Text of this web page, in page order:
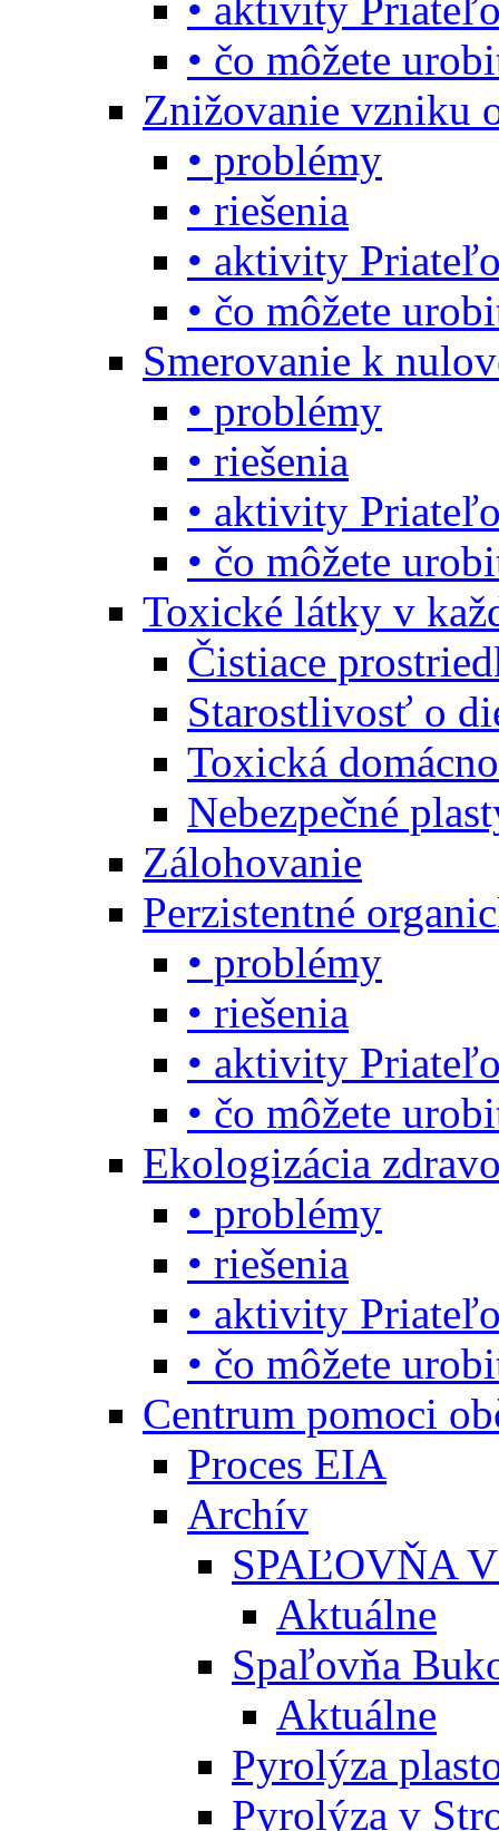
• čo môžete
Znižovanie vzniku
• problémy
• riešenia
• aktivity
• čo môžete
Smerovanie k
• problémy
• riešenia
• aktivity
• čo môžete
Toxické látky v
Čistiace
Starostlivosť o
Toxická
Nebezpečné
Zálohovanie
Perzistentné
• problémy
• riešenia
• aktivity
• čo môžete
Ekologizácia
• problémy
• riešenia
• aktivity
• čo môžete
Centrum pomoci
Proces EIA
Archív
SPAĽOVŇA
Aktuálne
Spaľovňa
Aktuálne
Pyrolýza
Pyrolýza v